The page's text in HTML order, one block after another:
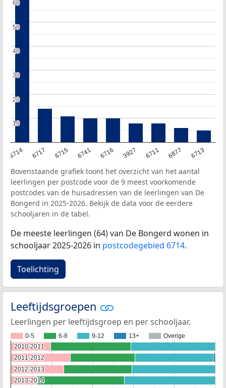
6714 6717 6715 6741 6716 3927 6711 6877 6713
10
10
20
20
30
30
40
40
50
50
60
60
Bovenstaande grafiek toont het overzicht van het aantal
leerlingen per postcode voor de 9 meest voorkomende
postcodes van de huisadressen van de leerlingen van De
Bongerd in 2025-2026. Bekijk de data voor de eerdere
schooljaren in de tabel.
De meeste leerlingen (64) van De Bongerd wonen in
schooljaar 2025-2026 in postcodegebied 6714.
Toelichting
Leeftijdsgroepen
Leerlingen per leeftijdsgroep en per schooljaar.
0-5 6-8 9-12 13+ Overige
2010-2011
2010-2011
2011-2012
2011-2012
2012-2013
2012-2013
2013-2014
2013-2014